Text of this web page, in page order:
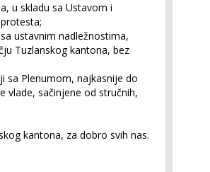
u skladu sa Ustavom i
ustavnim nadležnostima,
Tuzlanskog kantona, bez
sa Plenumom, najkasnije do
vlade, sačinjene od stručnih,
kantona, za dobro svih nas.